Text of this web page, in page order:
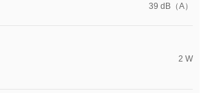
39 dB（A）
2 W